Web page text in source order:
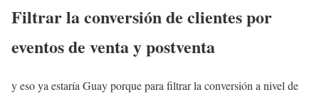
Filtrar la conversión de clientes por
eventos de venta y postventa
y eso ya estaría Guay porque para filtrar la conversión a nivel de